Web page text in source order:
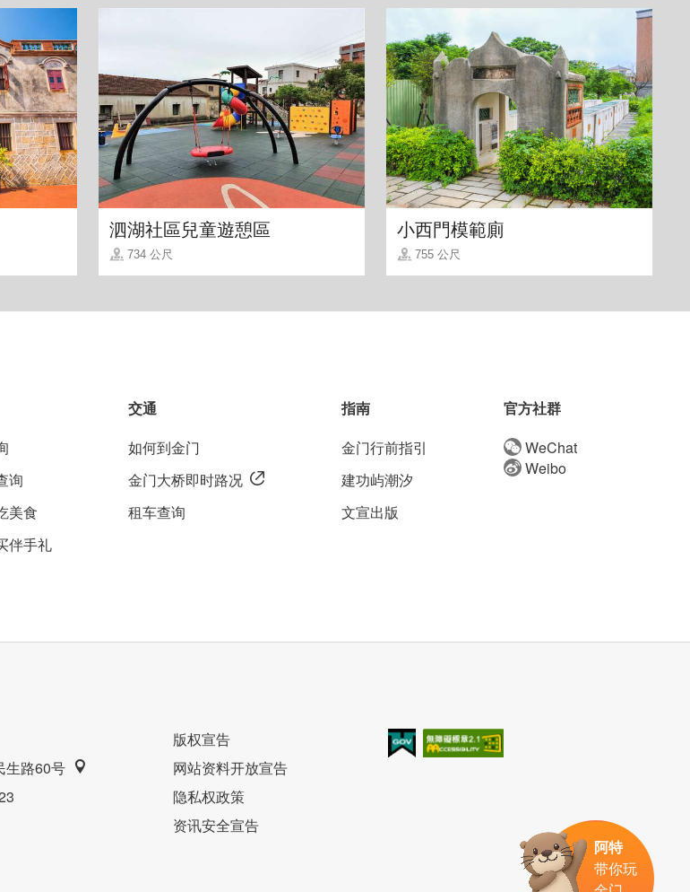
厝，更是增添一抹韵味。大厅展示
泗湖社區兒童遊憩區
734 公尺
小西門模範廁
755 公尺
阿特
带你玩
询
美食
伴手礼
交通
如何到金门
金门大桥即时路况
租车查询
指南
金门行前指引
建功屿潮汐
文宣出版
官方社群
WeChat
Weibo
生路60号
版权宣告
网站资料开放宣告
隐私权政策
资讯安全宣告